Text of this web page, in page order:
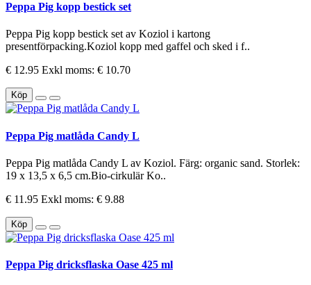
Peppa Pig kopp bestick set
Peppa Pig kopp bestick set av Koziol i kartong
presentförpacking.Koziol kopp med gaffel och sked i f..
€ 12.95 Exkl moms: € 10.70
Köp
Peppa Pig matlåda Candy L
Peppa Pig matlåda Candy L av Koziol. Färg: organic sand. Storlek:
19 x 13,5 x 6,5 cm.Bio-cirkulär Ko..
€ 11.95 Exkl moms: € 9.88
Köp
Peppa Pig dricksflaska Oase 425 ml